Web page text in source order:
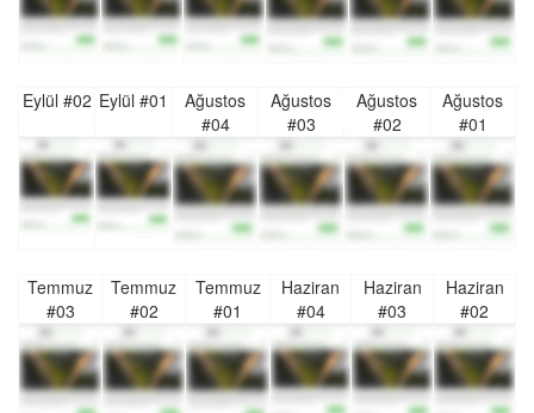
Eylül #02 Eylül #01
Ağustos
#04
Ağustos
#03
Ağustos
#02
Ağustos
#01
Temmuz
#03
Temmuz
#02
Temmuz
#01
Haziran
#04
Haziran
#03
Haziran
#02